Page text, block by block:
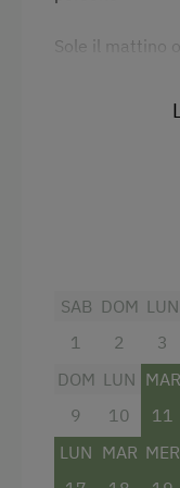
Vacanza
Aiuto nella
Attività
Vacanza di
Sole il mattino
Con doccia,
accappatoio,
Vista
Balcone/
Televisione
SAB
1
DOM
2
LUN
3
DOM
9
LUN
10
MAR
11
LUN MAR MER